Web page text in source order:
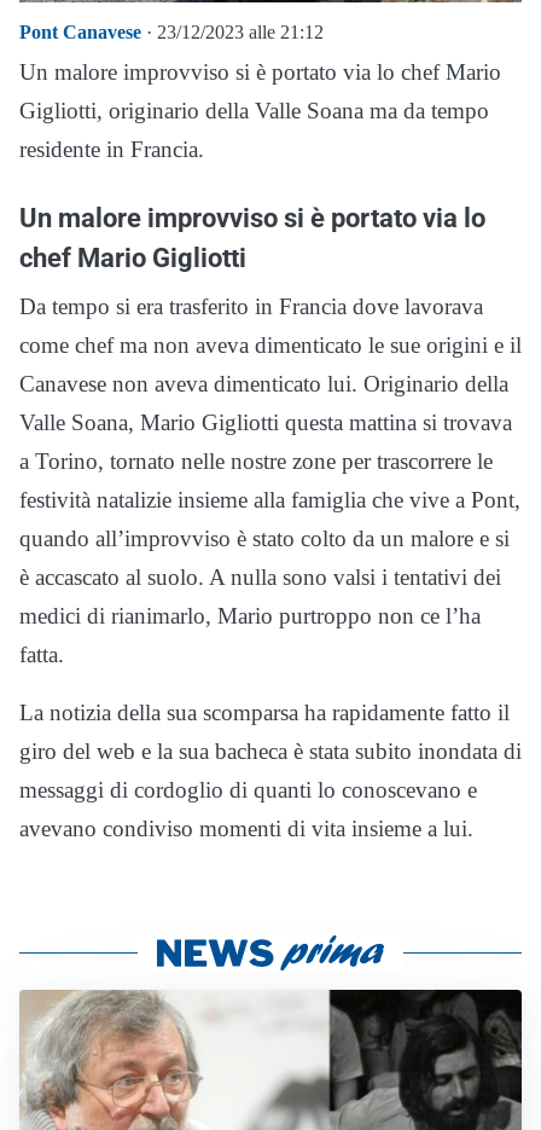
Pont Canavese · 23/12/2023 alle 21:12
Un malore improvviso si è portato via lo chef Mario
Gigliotti, originario della Valle Soana ma da tempo
residente in Francia.
Un malore improvviso si è portato via lo
chef Mario Gigliotti
Da tempo si era trasferito in Francia dove lavorava
come chef ma non aveva dimenticato le sue origini e il
Canavese non aveva dimenticato lui. Originario della
Valle Soana, Mario Gigliotti questa mattina si trovava
a Torino, tornato nelle nostre zone per trascorrere le
festività natalizie insieme alla famiglia che vive a Pont,
quando all’improvviso è stato colto da un malore e si
è accascato al suolo. A nulla sono valsi i tentativi dei
medici di rianimarlo, Mario purtroppo non ce l’ha
fatta.
La notizia della sua scomparsa ha rapidamente fatto il
giro del web e la sua bacheca è stata subito inondata di
messaggi di cordoglio di quanti lo conoscevano e
avevano condiviso momenti di vita insieme a lui.